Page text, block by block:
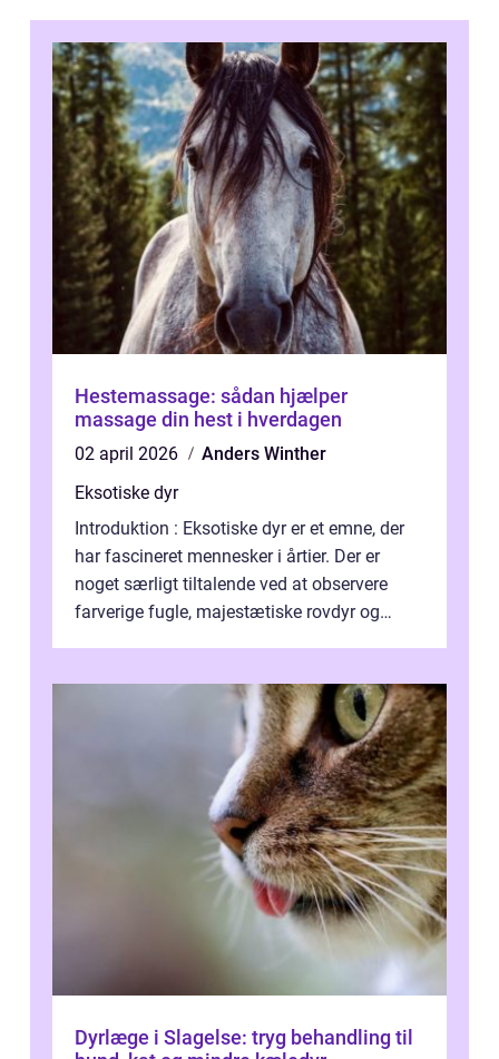
Hestemassage: sådan hjælper
massage din hest i hverdagen
02 april 2026
Anders Winther
Eksotiske dyr
Introduktion : Eksotiske dyr er et emne, der
har fascineret mennesker i årtier. Der er
noget særligt tiltalende ved at observere
farverige fugle, majestætiske rovdyr og
Dyrlæge i Slagelse: tryg behandling til